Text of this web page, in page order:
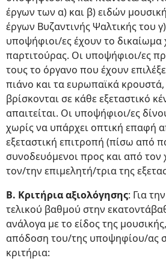
έργων των α) και β) ειδών
έργων Βυζαντινής Ψαλτικής του
υποψήφιοι/ες έχουν το δικαίωμα
παρτιτούρας. Οι υποψήφιοι/ες
τους το όργανο που έχουν
πιάνο και τα ευρωπαϊκά
βρίσκoνται σε κάθε εξεταστικό
απαιτείται. Οι υποψήφιοι/ες
χωρίς να υπάρχει οπτική επαφή
εξεταστική επιτροπή (πίσω από
συνοδευόμενοι προς και από
τον/την επιμελητή/τρια της
B. Κριτήρια αξιολόγησης: Για
τελικού βαθμού στην
ανάλογα με το είδος της
απόδοση του/της υποψηφίου/ας
κριτήρια: